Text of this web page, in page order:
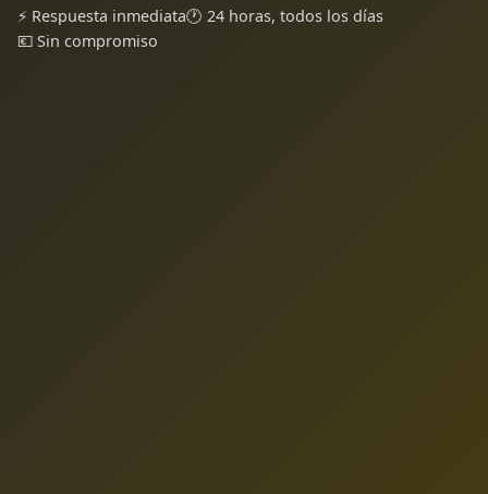
⚡ Respuesta inmediata🕐 24 horas, todos los días
💶 Sin compromiso